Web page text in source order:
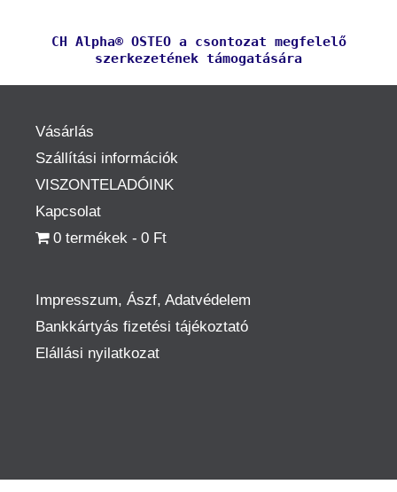
CH Alpha® OSTEO a csontozat megfelelő
szerkezetének támogatására
Vásárlás
Szállítási információk
VISZONTELADÓINK
Kapcsolat
0 termékek
0 Ft
Impresszum, Ászf, Adatvédelem
Bankkártyás fizetési tájékoztató
Elállási nyilatkozat